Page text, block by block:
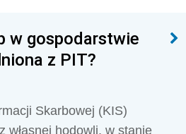
w gospodarstwie
z PIT?
Skarbowej (KIS)
własnej hodowli, w stanie